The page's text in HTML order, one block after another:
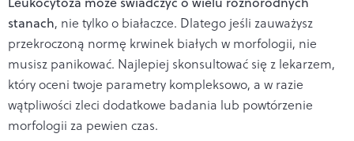
stanach, nie tylko o białaczce. Dlatego jeśli zauważysz
przekroczoną normę krwinek białych w morfologii, nie
musisz panikować. Najlepiej skonsultować się z lekarzem,
który oceni twoje parametry kompleksowo, a w razie
wątpliwości zleci dodatkowe badania lub powtórzenie
morfologii za pewien czas.